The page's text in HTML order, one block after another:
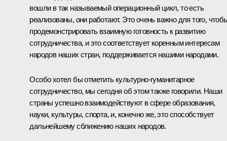
вошли в так называемый операционный цикл, то есть
реализованы, они работают. Это очень важно для того,
продемонстрировать взаимную готовность к развитию
сотрудничества, и это соответствует коренным интересам
народов наших стран, поддерживается нашими народами.
Особо хотел бы отметить культурно-гуманитарное
сотрудничество, мы сегодня об этом также говорили. Наши
страны успешно взаимодействуют в сфере образования,
науки, культуры, спорта, и, конечно же, это способствует
дальнейшему сближению наших народов.